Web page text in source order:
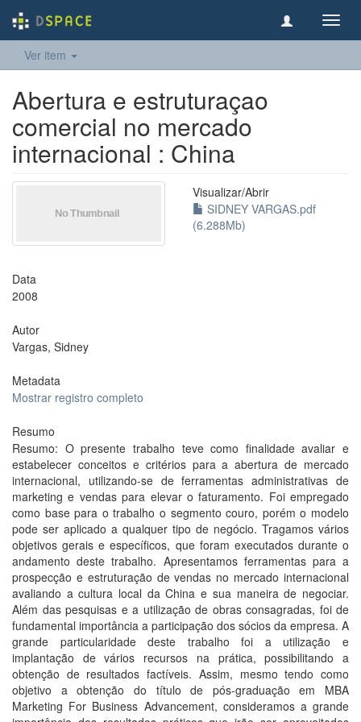
Ver item
Abertura e estruturaçao
comercial no mercado
internacional : China
Visualizar/Abrir
SIDNEY VARGAS.pdf
(6.288Mb)
Data
2008
Autor
Vargas, Sidney
Metadata
Mostrar registro completo
Resumo
Resumo: O presente trabalho teve como finalidade avaliar e
estabelecer conceitos e critérios para a abertura de mercado
internacional, utilizando-se de ferramentas administrativas de
marketing e vendas para elevar o faturamento. Foi empregado
como base para o trabalho o segmento couro, porém o modelo
pode ser aplicado a qualquer tipo de negócio. Tragamos vários
objetivos gerais e específicos, que foram executados durante o
andamento deste trabalho. Apresentamos ferramentas para a
prospecção e estruturação de vendas no mercado internacional
avaliando a cultura local da China e sua maneira de negociar.
Além das pesquisas e a utilização de obras consagradas, foi de
fundamental importância a participação dos sócios da empresa. A
grande particularidade deste trabalho foi a utilização e
implantação de vários recursos na prática, possibilitando a
obtenção de resultados factíveis. Assim, mesmo tendo como
objetivo a obtenção do título de pós-graduação em MBA
Marketing For Business Advancement, consideramos a grande